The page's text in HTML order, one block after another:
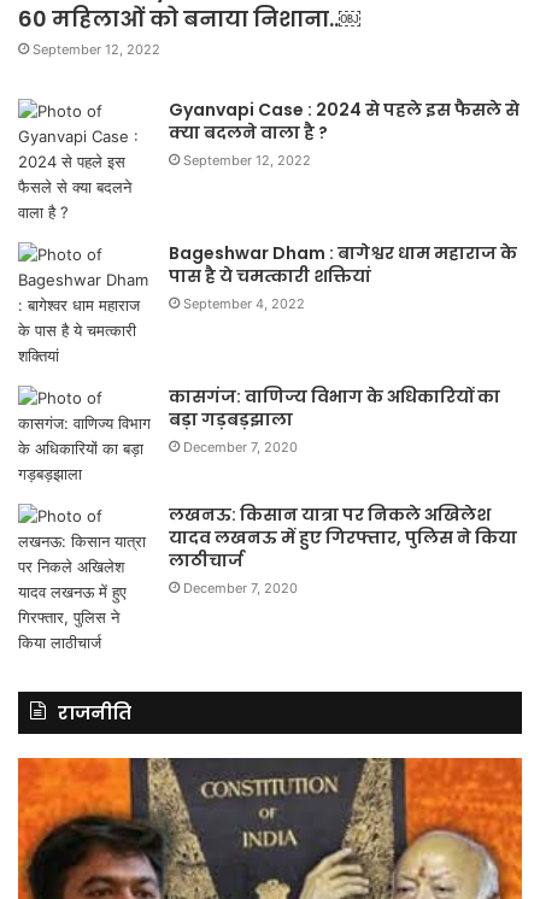
60 महिलाओं को बनाया निशाना..￼
September 12, 2022
Gyanvapi Case : 2024 से पहले इस फैसले से
क्या बदलने वाला है ?
September 12, 2022
Bageshwar Dham : बागेश्वर धाम महाराज के
पास है ये चमत्कारी शक्तियां
September 4, 2022
कासगंज: वाणिज्य विभाग के अधिकारियों का
बड़ा गड़बड़झाला
December 7, 2020
लखनऊ: किसान यात्रा पर निकले अखिलेश
यादव लखनऊ में हुए गिरफ्तार, पुलिस ने किया
लाठीचार्ज
December 7, 2020
राजनीति